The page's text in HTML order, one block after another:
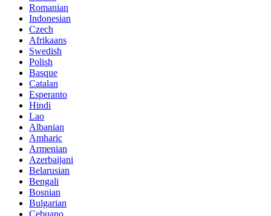
Romanian
Indonesian
Czech
Afrikaans
Swedish
Polish
Basque
Catalan
Esperanto
Hindi
Lao
Albanian
Amharic
Armenian
Azerbaijani
Belarusian
Bengali
Bosnian
Bulgarian